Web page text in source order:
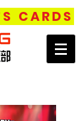
CARDS